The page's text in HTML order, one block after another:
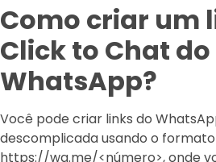
Como criar um
Click to Chat do
WhatsApp?
Você pode criar links do
descomplicada usando o formato
https://wa.me/<número>, onde